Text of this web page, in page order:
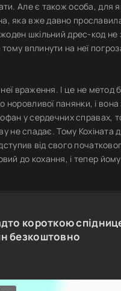
Але є також особа, для
яка вже давно
шкільний дрес-код не
вплинути на неї
враження. І це не метод
панянки, і вона
у сердечних справах,
не спадає. Тому Кохіната
від свого
до кохання, і тепер
короткою
безкоштовно